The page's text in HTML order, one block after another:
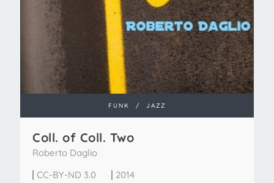
FUNK / JAZZ
Coll. of Coll. Two
Roberto Daglio
CC-BY-ND 3.0
2014